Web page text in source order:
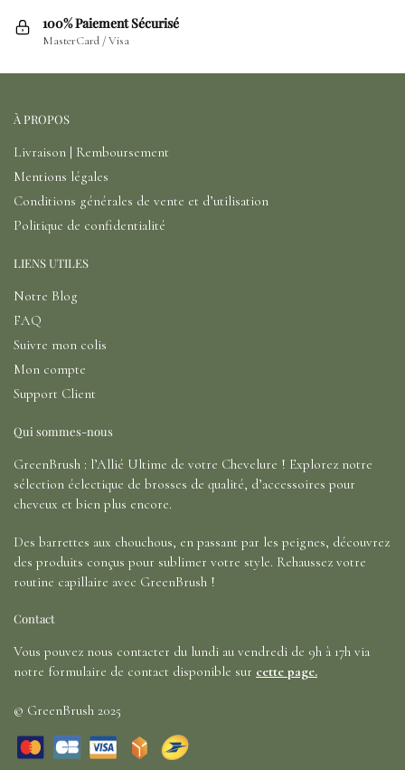
100% Paiement Sécurisé
MasterCard / Visa
À PROPOS
Livraison | Remboursement
Mentions légales
Conditions générales de vente et d’utilisation
Politique de confidentialité
LIENS UTILES
Notre Blog
FAQ
Suivre mon colis
Mon compte
Support Client
Qui sommes-nous
GreenBrush : l’Allié Ultime de votre Chevelure ! Explorez notre
sélection éclectique de brosses de qualité, d’accessoires pour
cheveux et bien plus encore.
Des barrettes aux chouchous, en passant par les peignes, découvrez
des produits conçus pour sublimer votre style. Rehaussez votre
routine capillaire avec GreenBrush !
Contact
Vous pouvez nous contacter du lundi au vendredi de 9h à 17h via
notre formulaire de contact disponible sur cette page.
© GreenBrush 2025